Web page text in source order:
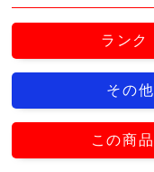
ランク
その
この商